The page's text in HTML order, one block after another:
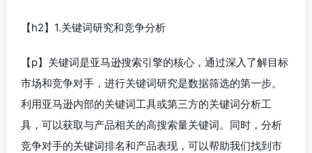
【h2】1.关键词研究和竞争分析
【p】关键词是亚马逊搜索引擎的核心，通过深入了解目标
市场和竞争对手，进行关键词研究是数据筛选的第一步。
利用亚马逊内部的关键词工具或第三方的关键词分析工
具，可以获取与产品相关的高搜索量关键词。同时，分析
竞争对手的关键词排名和产品表现，可以帮助我们找到市